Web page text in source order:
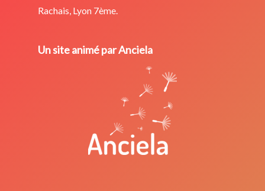
Rachais, Lyon 7ème.
Un site animé par Anciela